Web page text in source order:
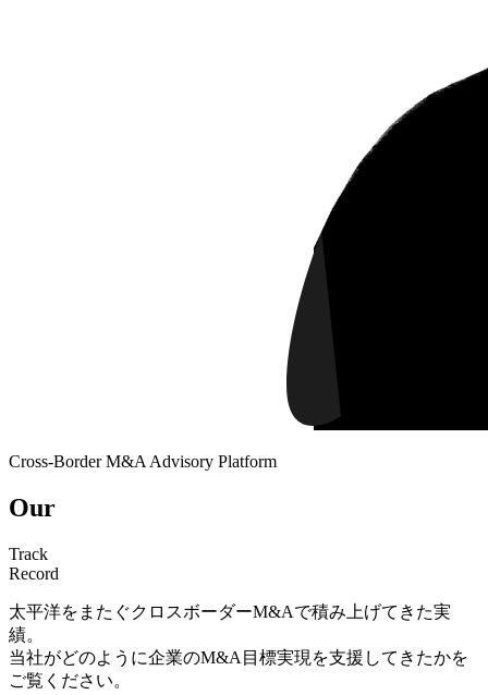
Cross-Border M&A Advisory Platform
Our
Track
Record
太平洋をまたぐクロスボーダーM&Aで積み上げてきた実
績。
当社がどのように企業のM&A目標実現を支援してきたかを
ご覧ください。